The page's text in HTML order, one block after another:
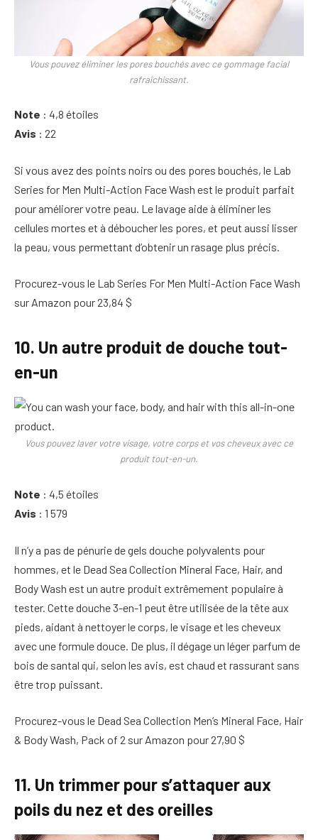
Vous pouvez éliminer les pores bouchés avec ce gommage facial
rafraîchissant.
Note : 4,8 étoiles
Avis : 22
Si vous avez des points noirs ou des pores bouchés, le Lab
Series for Men Multi-Action Face Wash est le produit parfait
pour améliorer votre peau. Le lavage aide à éliminer les
cellules mortes et à déboucher les pores, et peut aussi lisser
la peau, vous permettant d’obtenir un rasage plus précis.
Procurez-vous le Lab Series For Men Multi-Action Face Wash
sur Amazon pour 23,84 $
10. Un autre produit de douche tout-
en-un
Vous pouvez laver votre visage, votre corps et vos cheveux avec ce
produit tout-en-un.
Note : 4,5 étoiles
Avis : 1 579
Il n’y a pas de pénurie de gels douche polyvalents pour
hommes, et le Dead Sea Collection Mineral Face, Hair, and
Body Wash est un autre produit extrêmement populaire à
tester. Cette douche 3-en-1 peut être utilisée de la tête aux
pieds, aidant à nettoyer le corps, le visage et les cheveux
avec une formule douce. De plus, il dégage un léger parfum de
bois de santal qui, selon les avis, est chaud et rassurant sans
être trop puissant.
Procurez-vous le Dead Sea Collection Men’s Mineral Face, Hair
& Body Wash, Pack of 2 sur Amazon pour 27,90 $
11. Un trimmer pour s’attaquer aux
poils du nez et des oreilles